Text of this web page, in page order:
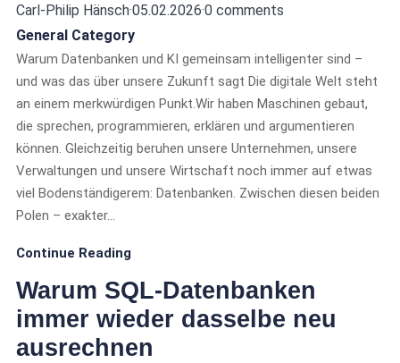
Carl-Philip Hänsch·05.02.2026·0 comments
General Category
Warum Datenbanken und KI gemeinsam intelligenter sind –
und was das über unsere Zukunft sagt Die digitale Welt steht
an einem merkwürdigen Punkt.Wir haben Maschinen gebaut,
die sprechen, programmieren, erklären und argumentieren
können. Gleichzeitig beruhen unsere Unternehmen, unsere
Verwaltungen und unsere Wirtschaft noch immer auf etwas
viel Bodenständigerem: Datenbanken. Zwischen diesen beiden
Polen – exakter…
Continue Reading
Warum SQL-Datenbanken
immer wieder dasselbe neu
ausrechnen